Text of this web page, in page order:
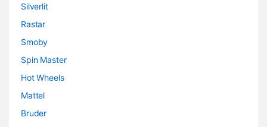
Silverlit
Rastar
Smoby
Spin Master
Hot Wheels
Mattel
Bruder